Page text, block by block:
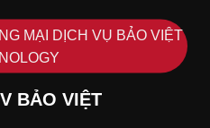
MẠI DỊCH VỤ BẢO VIỆT
BẢO VIỆT